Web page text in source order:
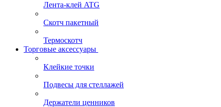
Лента-клей ATG
Скотч пакетный
Термоскотч
Торговые аксессуары
Клейкие точки
Подвесы для стеллажей
Держатели ценников